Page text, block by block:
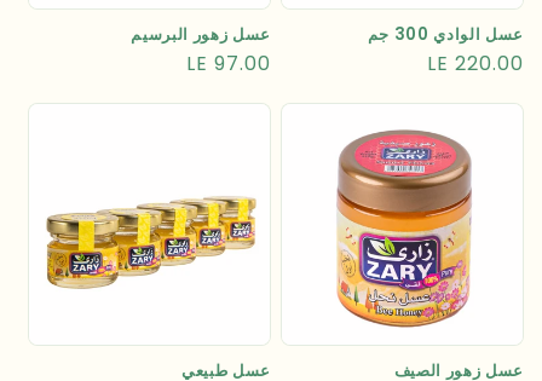
عسل الوادي 300 جم
السعر
LE 220.00
عسل زهور البرسيم
السعر
LE 97.00
عسل زهور الصيف عسل طبيعي